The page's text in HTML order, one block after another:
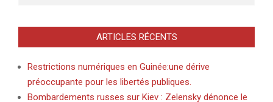
ARTICLES RÉCENTS
Restrictions numériques en Guinée:une dérive
préoccupante pour les libertés publiques.
Bombardements russes sur Kiev : Zelensky dénonce le